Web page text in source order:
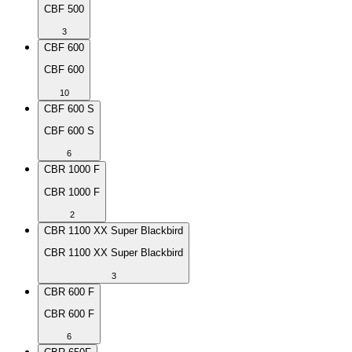
CBF 500
3
CBF 600
CBF 600
10
CBF 600 S
CBF 600 S
6
CBR 1000 F
CBR 1000 F
2
CBR 1100 XX Super Blackbird
CBR 1100 XX Super Blackbird
3
CBR 600 F
CBR 600 F
6